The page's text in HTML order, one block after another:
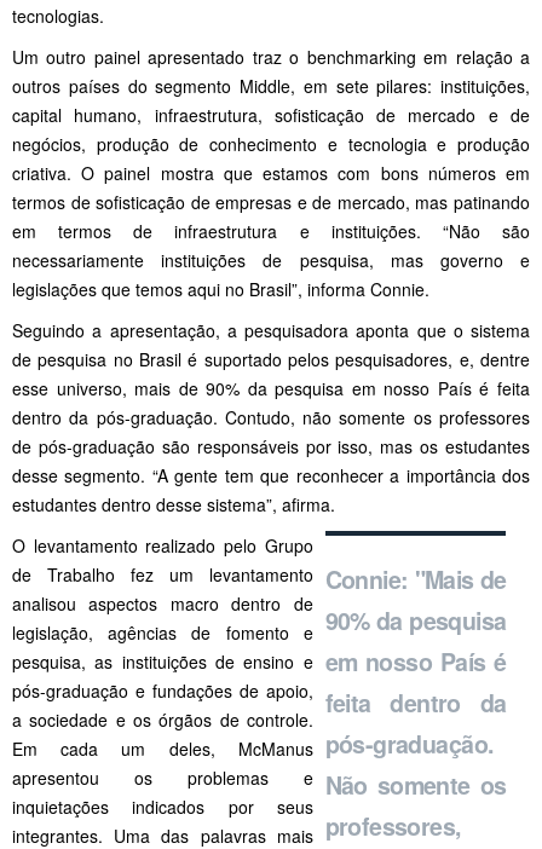
tecnologias.
Um outro painel apresentado traz o benchmarking em relação a
outros países do segmento Middle, em sete pilares: instituições,
capital humano, infraestrutura, sofisticação de mercado e de
negócios, produção de conhecimento e tecnologia e produção
criativa. O painel mostra que estamos com bons números em
termos de sofisticação de empresas e de mercado, mas patinando
em termos de infraestrutura e instituições. “Não são
necessariamente instituições de pesquisa, mas governo e
legislações que temos aqui no Brasil”, informa Connie.
Seguindo a apresentação, a pesquisadora aponta que o sistema
de pesquisa no Brasil é suportado pelos pesquisadores, e, dentre
esse universo, mais de 90% da pesquisa em nosso País é feita
dentro da pós-graduação. Contudo, não somente os professores
de pós-graduação são responsáveis por isso, mas os estudantes
desse segmento. “A gente tem que reconhecer a importância dos
estudantes dentro desse sistema”, afirma.
Connie: "Mais de
90% da pesquisa
em nosso País é
feita dentro da
pós-graduação.
Não somente os
professores,
O levantamento realizado pelo Grupo
de Trabalho fez um levantamento
analisou aspectos macro dentro de
legislação, agências de fomento e
pesquisa, as instituições de ensino e
pós-graduação e fundações de apoio,
a sociedade e os órgãos de controle.
Em cada um deles, McManus
apresentou os problemas e
inquietações indicados por seus
integrantes. Uma das palavras mais